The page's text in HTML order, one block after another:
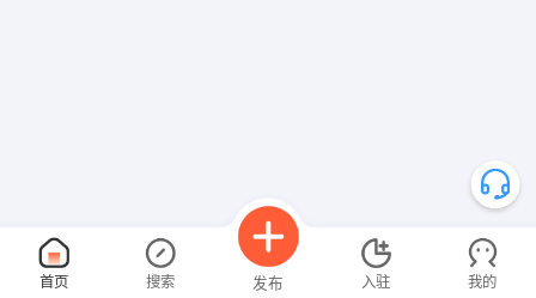
首页 搜索 发布 入驻 我的